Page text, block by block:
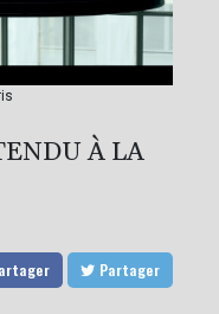
À LA
Partager